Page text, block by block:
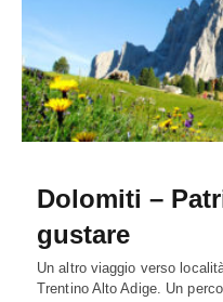
Dolomiti –
gustare
Un altro viaggio verso
Trentino Alto Adige. Un